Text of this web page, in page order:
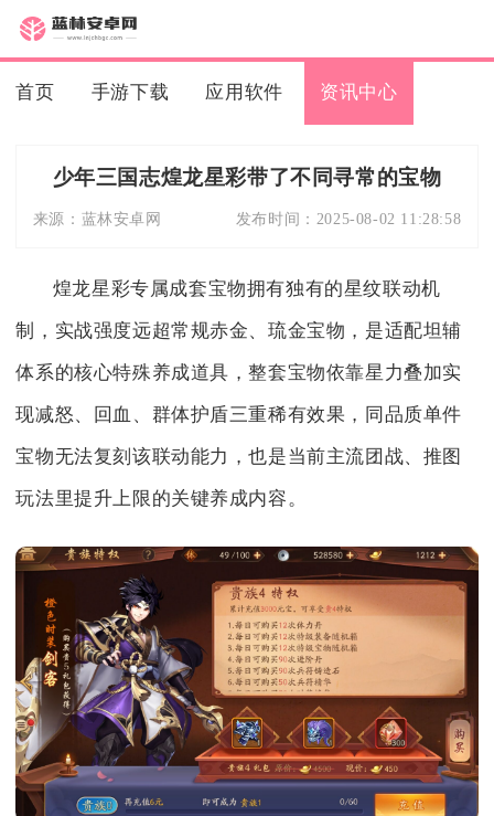
首页 手游下载 应用软件 资讯中心
少年三国志煌龙星彩带了不同寻常的宝物
来源： 蓝林安卓网 发布时间： 2025-08-02 11:28:58
煌龙星彩专属成套宝物拥有独有的星纹联动机
制，实战强度远超常规赤金、琉金宝物，是适配坦辅
体系的核心特殊养成道具，整套宝物依靠星力叠加实
现减怒、回血、群体护盾三重稀有效果，同品质单件
宝物无法复刻该联动能力，也是当前主流团战、推图
玩法里提升上限的关键养成内容。